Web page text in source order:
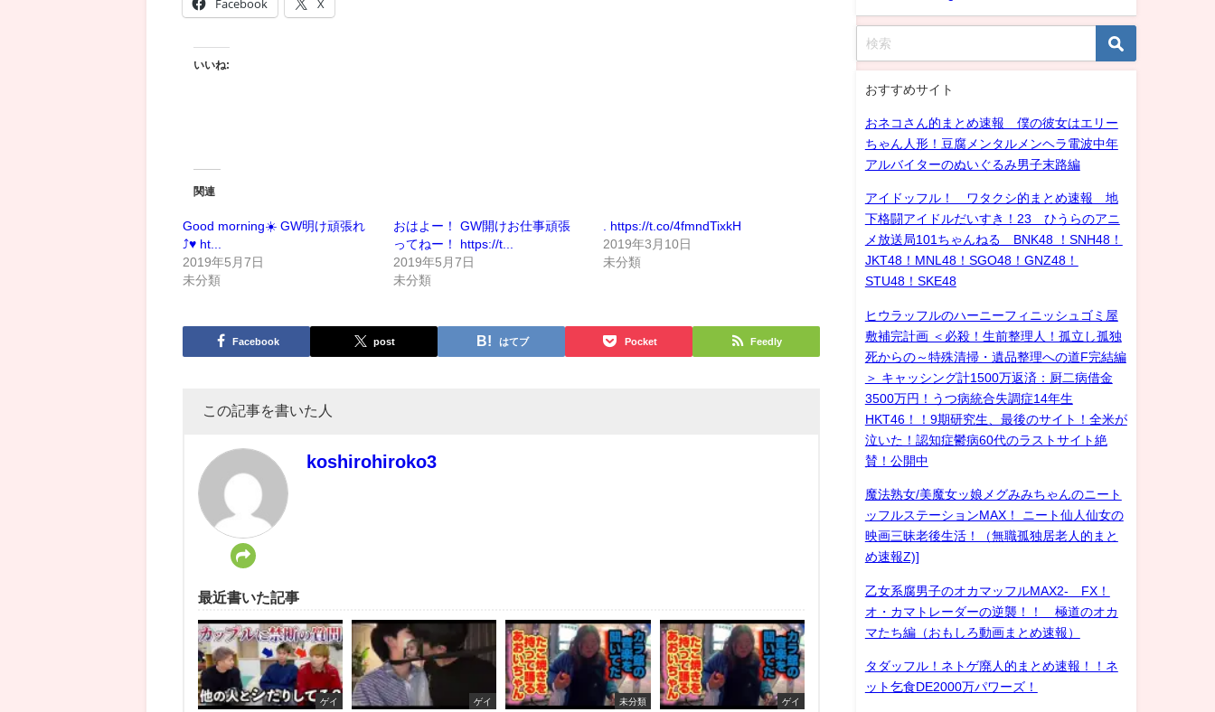
Facebook X
いいね:
関連
Good morning☀️ GW明け頑張れ
⤴️♥️ ht...
2019年5月7日
未分類
おはよー！ GW開けお仕事頑張
ってねー！ https://t...
2019年5月7日
未分類
. https://t.co/4fmndTixkH
2019年3月10日
未分類
Facebook post はてブ Pocket Feedly
この記事を書いた人
koshirohiroko3
最近書いた記事
ゲイ ゲイ 未分類 ゲイ
おすすめサイト
おネコさん的まとめ速報 僕の彼女はエリー
ちゃん人形！豆腐メンタルメンヘラ電波中年
アルバイターのぬいぐるみ男子末路編
アイドッフル！ ワタクシ的まとめ速報 地
下格闘アイドルだいすき！23 ひうらのアニ
メ放送局101ちゃんねる BNK48 ！SNH48！
JKT48！MNL48！SGO48！GNZ48！
STU48！SKE48
ヒウラッフルのハーニーフィニッシュゴミ屋
敷補完計画 ＜必殺！生前整理人！孤立し孤独
死からの～特殊清掃・遺品整理への道F完結編
＞ キャッシング計1500万返済：厨二病借金
3500万円！うつ病統合失調症14年生
HKT46！！9期研究生、最後のサイト！全米が
泣いた！認知症鬱病60代のラストサイト絶
賛！公開中
魔法熟女/美魔女ッ娘メグみみちゃんのニート
ッフルステーションMAX！ ニート仙人仙女の
映画三昧老後生活！（無職孤独居老人的まと
め速報Z)]
乙女系腐男子のオカマッフルMAX2- FX！
オ・カマトレーダーの逆襲！！ 極道のオカ
マたち編（おもしろ動画まとめ速報）
タダッフル！ネトゲ廃人的まとめ速報！！ネ
ット乞食DE2000万パワーズ！